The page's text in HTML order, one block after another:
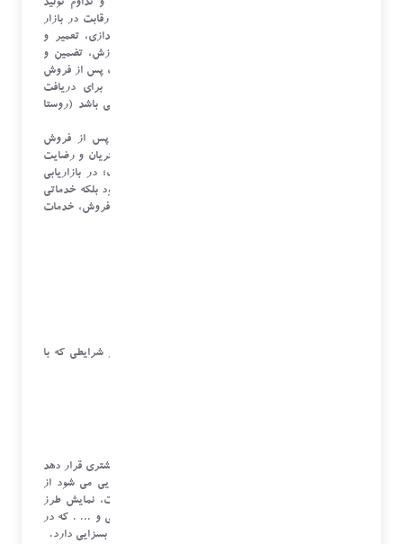
کنندگان است، بلکه یکی از مهم ترین عوامل موثر برای رقابت در بازار
جهانی است. این خدمات شامل حمل و نصب و راه اندازی، تعمیر و
نگهداری، تهیه و توزیع قطعات یدکی، مستندسازی، آموزش، تضمین و
غیره می باشد (کوفین 1998). و یا کلیه اموری که شرکت پس از فروش
کالا به منظور جلب رضایت مشتریان و کمک به آنها برای دریافت
بیشترین ارزش از محصولات و خدمات خریداری شده می باشد (روستا
در جامعه امروزه به علت توجه خریداران به خدمات پس از فروش
شرکت ها سعی دارند با معرفی امکانات خدماتی خود مشتریان و رضایت
آنها را مورد توجه قرار دهند. با توجه به اهمیت خدمات؛ در بازاریابی
جدید خدمات فقط به خدمات پس از فروش اطلاق نمی شود بلکه خدماتی
فراگیر را داراست و شامل سه مرحله: خدمات پیش از فروش، خدمات
شامل حل مشکلات و یا راهنمایی مشتریان است حتی در شرایطی که با
خدماتی را شامل می شود که اطلاعات کافی را در اختیار مشتری قرار دهد
و او را ترغیب به خرید کرده و در تصمیم خرید راهنمایی می شود از
جمله: در اختیار قرار دادن کاتالوگ محصولات یا خدمات، نمایش طرز
استفاده از محصول، سابقه محصول، مشتریان موجود و قبلی و ... . که در
این بخش مهارت و هنر مذاکره و ارتباط با مشتریان نقش بسزایی دارد.